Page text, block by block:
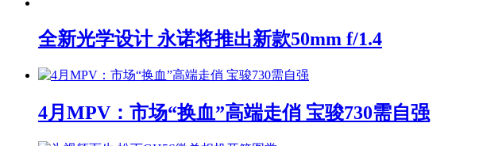
全新光学设计 永诺将推出新款50mm f/1.4
4月MPV：市场“换血”高端走俏 宝骏730需自强